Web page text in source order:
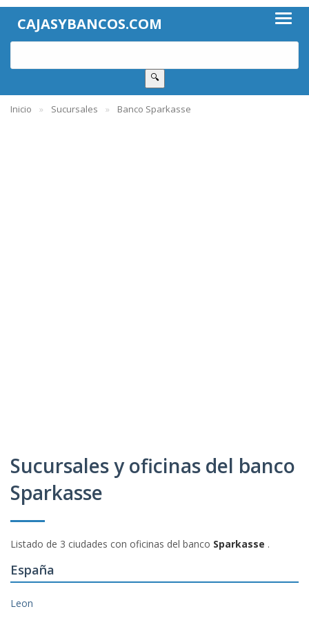
CAJASYBANCOS.COM
🔍
Inicio Sucursales Banco Sparkasse
Sucursales y oficinas del banco
Sparkasse
Listado de 3 ciudades con oficinas del banco Sparkasse .
España
Leon